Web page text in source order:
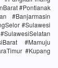
#Pontianak
#Banjarmasin
#Sulawesi
#Mamuju
#Kupang